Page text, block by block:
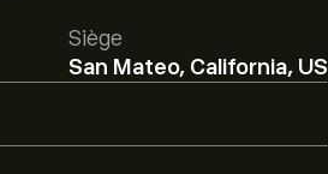
Siège
San Mateo, California, US